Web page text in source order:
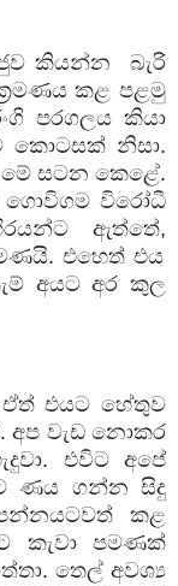
කියන්න
බැරි
කළ පළමු
පරගලය කියා
කොටසක් නිසා.
මේ සටන කෙළේ.
ගොවිගම විරෝධී
ඇත්තේ,
එහෙත් එය
අයට අර කුල
ඒත් එයට හේතුව
අප වැඩ නොකර
එවිට අපේ
ණය ගන්න සිදු
කළ
කැවා පමණක්
තෙල් අවශ්‍ය